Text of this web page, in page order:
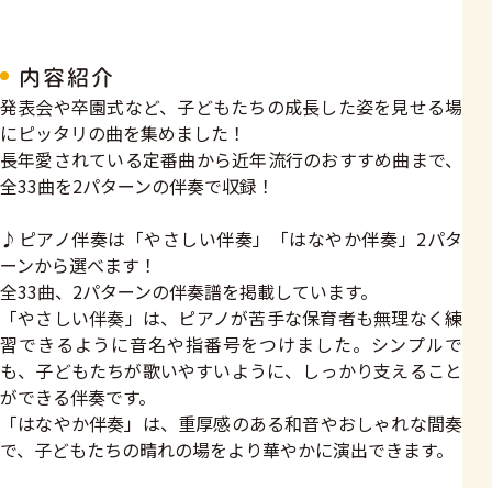
内容紹介
発表会や卒園式など、子どもたちの成長した姿を見せる場
にピッタリの曲を集めました！
長年愛されている定番曲から近年流行のおすすめ曲まで、
全33曲を2パターンの伴奏で収録！
♪ピアノ伴奏は「やさしい伴奏」「はなやか伴奏」2パタ
ーンから選べます！
全33曲、2パターンの伴奏譜を掲載しています。
「やさしい伴奏」は、ピアノが苦手な保育者も無理なく練
習できるように音名や指番号をつけました。シンプルで
も、子どもたちが歌いやすいように、しっかり支えること
ができる伴奏です。
「はなやか伴奏」は、重厚感のある和音やおしゃれな間奏
で、子どもたちの晴れの場をより華やかに演出できます。